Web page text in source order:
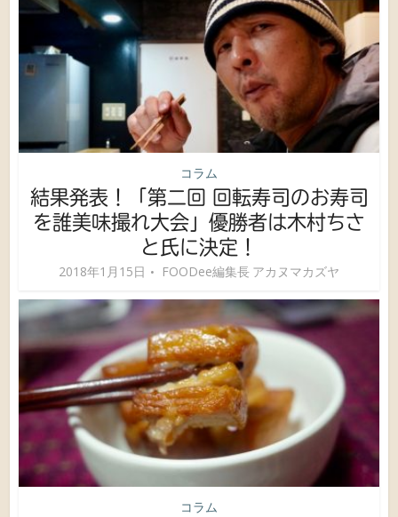
コラム
結果発表！「第二回 回転寿司のお寿司
を誰美味撮れ大会」優勝者は木村ちさ
と氏に決定！
2018年1月15日 FOODee編集長 アカヌマカズヤ
コラム